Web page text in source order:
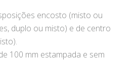
encosto (misto ou
duplo ou misto) e de centro
100 mm estampada e sem